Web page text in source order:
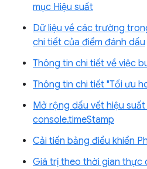
mục Hiệu suất
Dữ liệu về các trường
chi tiết của điểm đánh dấu
Thông tin chi tiết về việc
Thông tin chi tiết "Tối ưu
Mở rộng dấu vết hiệu
console.timeStamp
Cải tiến bảng điều khiển
Giá trị theo thời gian thực